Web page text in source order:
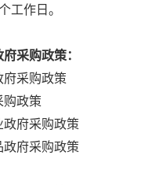
工作日。
府采购政策：
府采购政策
购政策
政府采购政策
政府采购政策